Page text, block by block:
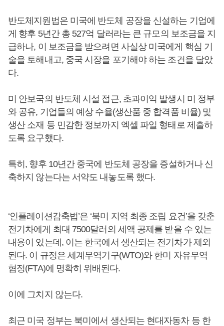
반도체지원법은 미국에 반도체 공장을 신설하는 기업에
게 향후 5년간 총 527억 달러라는 큰 규모의 보조금을 지
급하나, 이 보조금을 받으려면 사실상 미국에게 핵심 기
술을 토해내고, 중국 시장을 포기해야 하는 조건을 달았
다.
미 안보국의 반도체 시설 접근, 초과이익 발생시 미 정부
와 공유, 기업들의 예상 수율(생산품 중 합격품 비율) 및
생산 소재 등 민감한 정보까지 엑셀 파일 형태로 제출하
도록 요구했다.
특히, 향후 10년간 중국에 반도체 공장을 증설하거나 신
축하지 않는다는 서약도 내놓도록 했다.
‘인플레이션감축법’은 ‘북미 지역 최종 조립 요건’을 갖춘
전기차에게 최대 7500달러의 세액 공제를 받을 수 있는
내용이 있는데, 이는 한국에서 생산되는 전기차가 제외
된다. 이 규정은 세계무역기구(WTO)와 한미 자유무역
협정(FTA)에 명확히 위배된다.
이에 그치지 않는다.
최근 미국 정부는 북미에서 생산되는 현대자동차 등 한